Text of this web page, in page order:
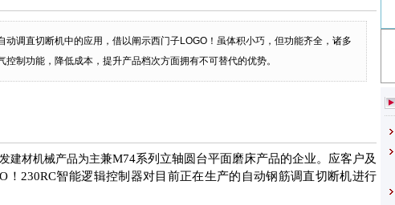
动调直切断机中的应用，借以阐示西门子LOGO！虽体积小巧，但功能齐全，诸多
制功能，降低成本，提升产品档次方面拥有不可替代的优势。
建材机械产品为主兼M74系列立轴圆台平面磨床产品的企业。 应客户及
！ 230RC智能逻辑控制器对目前正在生产的自动钢筋调直切断机进行